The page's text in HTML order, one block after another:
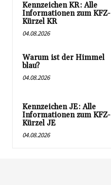
Kennzeichen KR: Alle
Informationen zum KFZ-
Kürzel KR
04.08.2026
Warum ist der Himmel
blau?
04.08.2026
Kennzeichen JE: Alle
Informationen zum KFZ-
Kürzel JE
04.08.2026